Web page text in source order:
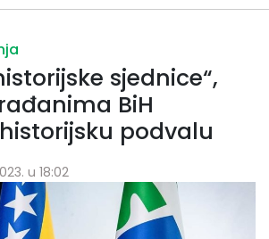
sjednice“,
BiH
podvalu
u 18:02